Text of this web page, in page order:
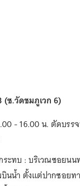
(ซ.วัดชมภูเวก 6)
- 16.00 น. ตัดบรร
ะทบ : บริเวณซอยนน
นน้ำ ตั้งแต่ปากซอยท